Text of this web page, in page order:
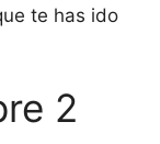
te has ido
2